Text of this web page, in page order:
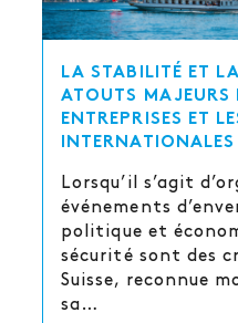
LA STABILITÉ ET
ATOUTS MAJEURS
ENTREPRISES ET
INTERNATIONALES
Lorsqu’il s’agit
événements
politique et
sécurité sont des
Suisse, reconnue
sa…